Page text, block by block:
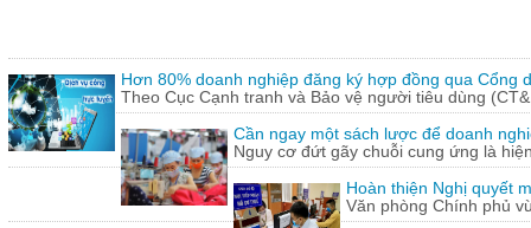
Hơn 80% doanh nghiệp đăng ký hợp đồng qua Cổng
Theo Cục Cạnh tranh và Bảo vệ người tiêu dùng
Cần ngay một sách lược để doanh
Nguy cơ đứt gãy chuỗi cung ứng là
Hoàn thiện Nghị quyết
Văn phòng Chính phủ